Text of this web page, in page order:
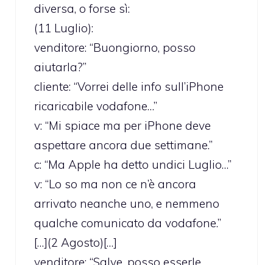
diversa, o forse sì:
(11 Luglio):
venditore: “Buongiorno, posso
aiutarla?”
cliente: “Vorrei delle info sull’iPhone
ricaricabile vodafone…”
v: “Mi spiace ma per iPhone deve
aspettare ancora due settimane.”
c: “Ma Apple ha detto undici Luglio…”
v: “Lo so ma non ce n’è ancora
arrivato neanche uno, e nemmeno
qualche comunicato da vodafone.”
[…](2 Agosto)[…]
venditore: “Salve, posso esserle